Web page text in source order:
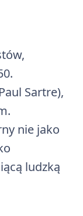
Sartre),
nie jako
ludzką